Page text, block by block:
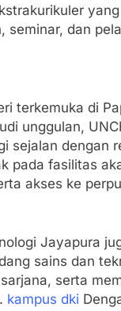
dan
terkemuka di
unggulan,
sejalan dengan
pada fasilitas
akses ke
Jayapura
sains dan
serta
kampus dki